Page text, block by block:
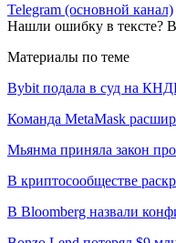
Telegram (основной канал)
Нашли ошибку в тексте?
Материалы по теме
Bybit подала в суд на
Команда MetaMask
Мьянма приняла закон
В криптосообществе
В Bloomberg назвали